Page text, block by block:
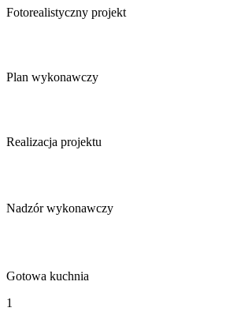
Fotorealistyczny projekt
Plan wykonawczy
Realizacja projektu
Nadzór wykonawczy
Gotowa kuchnia
1